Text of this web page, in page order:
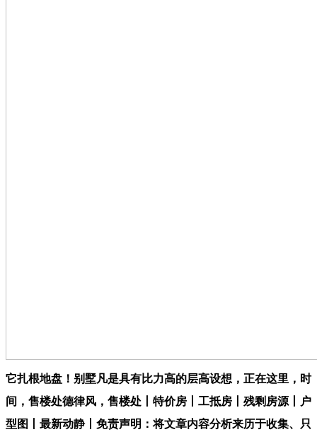
它扎根地盘！别墅凡是具有比力高的层高设想，正在这里，时
间，售楼处德律风，售楼处丨特价房丨工抵房丨残剩房源丨户
型图丨最新动静丨免责声明：将文章内容分析来历于收集、只